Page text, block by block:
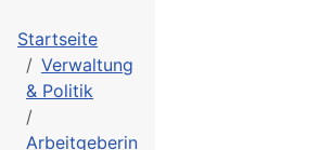
Startseite
Verwaltung
& Politik
Arbeitgeberin